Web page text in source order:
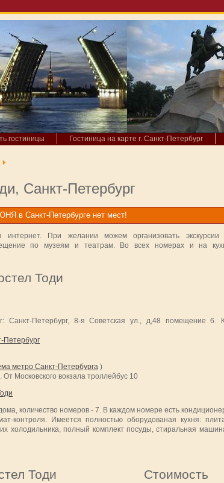
гостиницы Гостиница на карте г. Санкт-Петербург
Санкт-Петербург
в Санкт-Петербурге нет мест!
При желании можем организовать экскурсии
по музеям и театрам. Во всех номерах и на
Тоди
Санкт-Петербург, 8-я Советская ул., д,48 помещение 6.
Петербург
метро Санкт-Петербурга )
Московского вокзала троллейбус 10
количество номеров - 7. В каждом номере есть
контроля. Имеется полностью оборудованая кухня:
холодильника, полный комплект посуды, стиральная
Тоди Стоимость